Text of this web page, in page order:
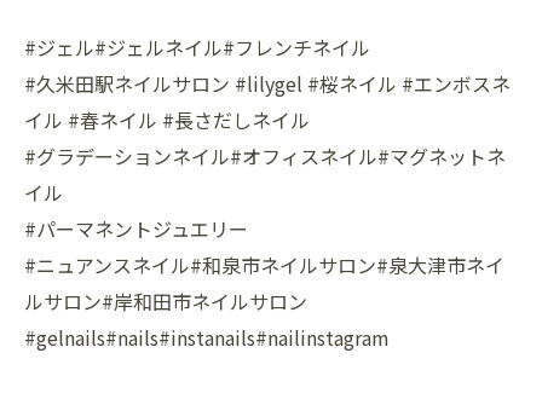
#ジェル#ジェルネイル#フレンチネイル
#久米田駅ネイルサロン #lilygel #桜ネイル #エンボスネ
イル #春ネイル #長さだしネイル
#グラデーションネイル#オフィスネイル#マグネットネ
イル
#パーマネントジュエリー
#ニュアンスネイル#和泉市ネイルサロン#泉大津市ネイ
ルサロン#岸和田市ネイルサロン
#gelnails#nails#instanails#nailinstagram